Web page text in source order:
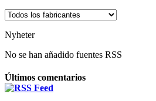
Nyheter
No se han añadido fuentes RSS
Últimos comentarios